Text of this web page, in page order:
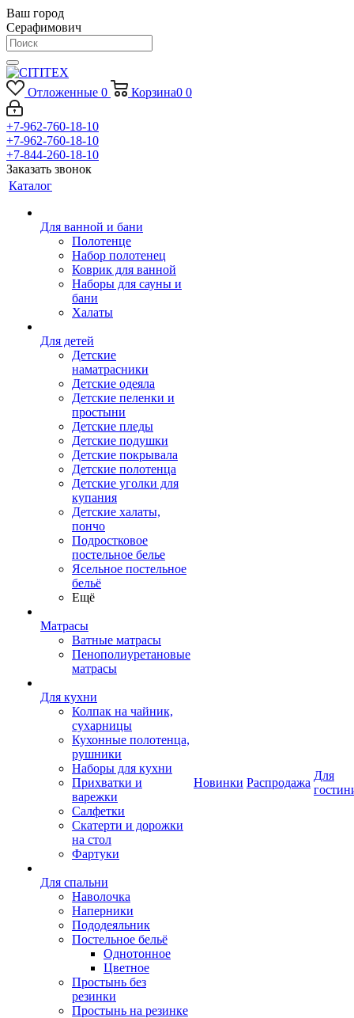
Ваш город
Серафимович
Отложенные 0 Корзина0 0
+7-962-760-18-10
+7-962-760-18-10
+7-844-260-18-10
Заказать звонок
Каталог
Для ванной и бани
Полотенце
Набор полотенец
Коврик для ванной
Наборы для сауны и
бани
Халаты
Для детей
Детские
наматрасники
Детские одеяла
Детские пеленки и
простыни
Детские пледы
Детские подушки
Детские покрывала
Детские полотенца
Детские уголки для
купания
Детские халаты,
пончо
Подростковое
постельное белье
Ясельное постельное
бельё
Ещё
Матрасы
Ватные матрасы
Пенополиуретановые
матрасы
Для кухни
Колпак на чайник,
сухарницы
Кухонные полотенца,
рушники
Наборы для кухни
Прихватки и
варежки
Салфетки
Скатерти и дорожки
на стол
Фартуки
Для спальни
Наволочка
Наперники
Пододеяльник
Постельное бельё
Однотонное
Цветное
Простынь без
резинки
Простынь на резинке
Новинки Распродажа
Для